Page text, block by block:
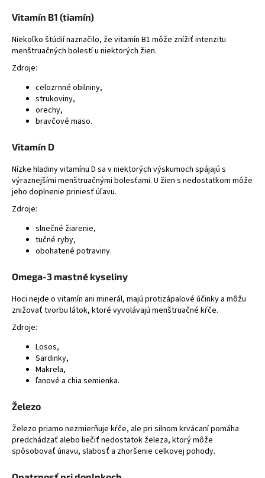
Vitamín B1 (tiamín)
Niekoľko štúdií naznačilo, že vitamín B1 môže znížiť intenzitu
menštruačných bolestí u niektorých žien.
Zdroje:
celozrnné obilniny,
strukoviny,
orechy,
bravčové mäso.
Vitamín D
Nízke hladiny vitamínu D sa v niektorých výskumoch spájajú s
výraznejšími menštruačnými bolesťami. U žien s nedostatkom môže
jeho doplnenie priniesť úľavu.
Zdroje:
slnečné žiarenie,
tučné ryby,
obohatené potraviny.
Omega-3 mastné kyseliny
Hoci nejde o vitamín ani minerál, majú protizápalové účinky a môžu
znižovať tvorbu látok, ktoré vyvolávajú menštruačné kŕče.
Zdroje:
Losos,
Sardinky,
Makrela,
ľanové a chia semienka.
Železo
Železo priamo nezmierňuje kŕče, ale pri silnom krvácaní pomáha
predchádzať alebo liečiť nedostatok železa, ktorý môže
spôsobovať únavu, slabosť a zhoršenie celkovej pohody.